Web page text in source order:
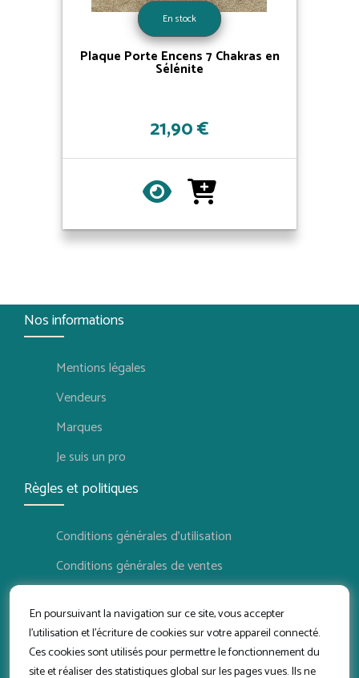
En poursuivant la navigation sur ce site, vous accepter
l'utilisation et l'écriture de cookies sur votre appareil connecté.
Ces cookies sont utilisés pour permettre le fonctionnement du
site et réaliser des statistiques global sur les pages vues. Ils ne
En stock
Plaque Porte Encens 7 Chakras en
Sélénite
21,90 €
Nos informations
Mentions légales
Vendeurs
Marques
Je suis un pro
Règles et politiques
Conditions générales d'utilisation
Conditions générales de ventes
Politique de retour
Conditions d'utilisation vendeur